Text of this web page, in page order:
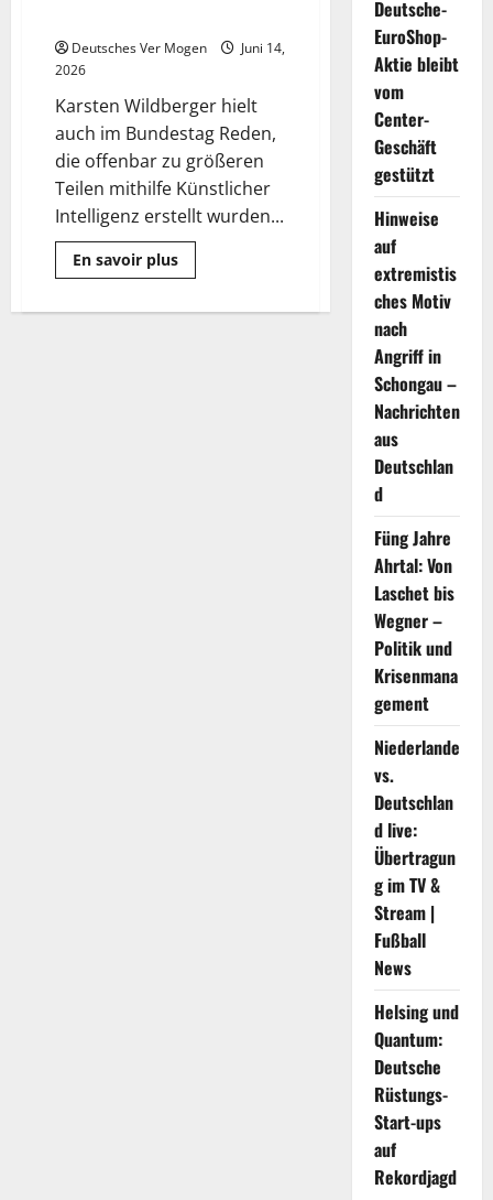
Deutsches Ver Mogen
Juni 14,
2026
Karsten Wildberger hielt
auch im Bundestag Reden,
die offenbar zu größeren
Teilen mithilfe Künstlicher
Intelligenz erstellt wurden...
En savoir plusMehr
Informationen
Wildberger
Deutsche-
EuroShop-
Aktie bleibt
vom
Center-
Geschäft
gestützt
Hinweise
auf
extremistis
ches Motiv
nach
Angriff in
Schongau –
Nachrichten
aus
Deutschlan
d
Füng Jahre
Ahrtal: Von
Laschet bis
Wegner –
Politik und
Krisenmana
gement
Niederlande
vs.
Deutschlan
d live:
Übertragun
g im TV &
Stream |
Fußball
News
Helsing und
Quantum:
Deutsche
Rüstungs-
Start-ups
auf
Rekordjagd